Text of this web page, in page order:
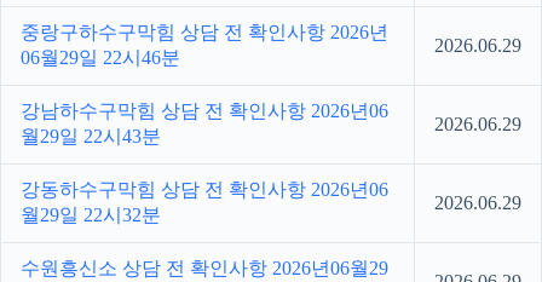
중랑구하수구막힘 상담 전 확인사항 2026년
06월29일 22시46분
2026.06.29
강남하수구막힘 상담 전 확인사항 2026년06
월29일 22시43분
2026.06.29
강동하수구막힘 상담 전 확인사항 2026년06
월29일 22시32분
2026.06.29
수원흥신소 상담 전 확인사항 2026년06월29